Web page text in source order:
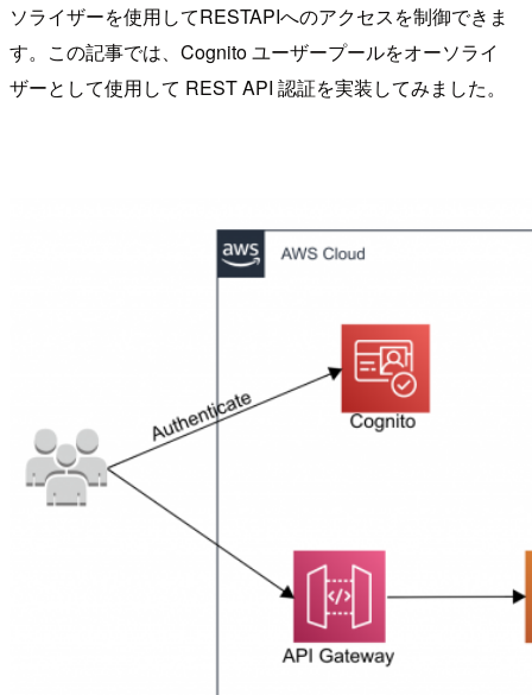
ソライザーを使用してRESTAPIへのアクセスを制御できま
す。この記事では、Cognito ユーザープールをオーソライ
ザーとして使用して REST API 認証を実装してみました。